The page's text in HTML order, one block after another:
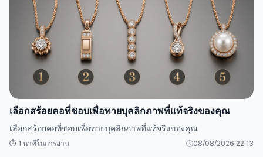
เลือกสร้อยคอที่ชอบเพื่อทายบุคลิกภาพที่แท้จริงของคุณ
เลือกสร้อยคอที่ชอบเพื่อทายบุคลิกภาพที่แท้จริงของคุณ
⏱️ 1 นาทีในการอ่าน 08/08/2026 22:13